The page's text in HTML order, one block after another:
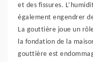
et des fissures.
également engendrer
La gouttière joue un
la fondation de la
gouttière est